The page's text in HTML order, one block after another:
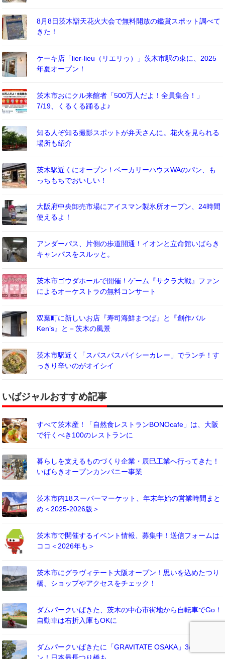
8月8日茨木辯天花火大会で無料開放の鑑賞スポット調べて
きた！
ケーキ店「lier-lieu（リエリゥ）」茨木市駅の東に、2025
年夏オープン！
茨木市おにクル来館者「500万人だよ！全員集合！」
7/19、くるくる踊るよ♪
知る人ぞ知る撮影スポットが弁天さんに。花火を見られる
場所も紹介
茨木駅近くにオープン！ベーカリーハウスWAのパン、も
っちもちでおいしい！
大阪府中央卸売市場にアイスマン製氷所オープン、24時間
使えるよ！
アンダーパス、片側の歩道開通！イオンと立命館いばらき
キャンパスをスルッと。
茨木市ゴウダホールで開催！ゲーム『サクラ大戦』ファン
によるオーケストラの無料コンサート
双葉町に新しいお店『寿司海鮮まつば』と『創作バル
Ken’s』と－茨木の風景
茨木市駅近く「スパスパスパイシーカレー」でランチ！す
っきり辛いのがオイシイ
いばジャルおすすめ記事
すべて茨木産！「自然食レストランBONOcafe」は、大阪
で行くべき100のレストランに
暮らしを支えるものづくり企業・辰巳工業へ行ってきた！
いばらきオープンカンパニー事業
茨木市内18スーパーマーケット、年末年始の営業時間まと
め＜2025-2026版＞
茨木市で開催するイベント情報、募集中！送信フォームは
ココ＜2026年も＞
茨木市にグラヴィテート大阪オープン！思いを込めたつり
橋、ショップやアクセスをチェック！
ダムパークいばきた、茨木の中心市街地から自転車でGo！
自動車は右折入庫もOKに
ダムパークいばきたに「GRAVITATE OSAKA」3/17オープ
ン！日本最長つり橋も